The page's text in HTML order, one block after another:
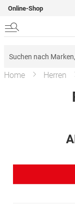
Online-Shop
Home Herren